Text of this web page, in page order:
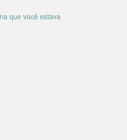
que você estava